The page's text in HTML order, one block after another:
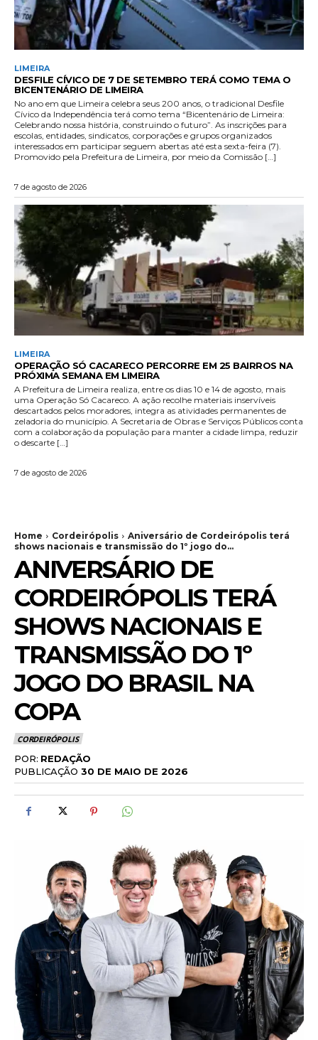
LIMEIRA
DESFILE CÍVICO DE 7 DE SETEMBRO TERÁ COMO TEMA O
BICENTENÁRIO DE LIMEIRA
No ano em que Limeira celebra seus 200 anos, o tradicional Desfile
Cívico da Independência terá como tema “Bicentenário de Limeira:
Celebrando nossa história, construindo o futuro”. As inscrições para
escolas, entidades, sindicatos, corporações e grupos organizados
interessados em participar seguem abertas até esta sexta-feira (7).
Promovido pela Prefeitura de Limeira, por meio da Comissão […]
7 de agosto de 2026
LIMEIRA
OPERAÇÃO SÓ CACARECO PERCORRE EM 25 BAIRROS NA
PRÓXIMA SEMANA EM LIMEIRA
A Prefeitura de Limeira realiza, entre os dias 10 e 14 de agosto, mais
uma Operação Só Cacareco. A ação recolhe materiais inservíveis
descartados pelos moradores, integra as atividades permanentes de
zeladoria do município. A Secretaria de Obras e Serviços Públicos conta
com a colaboração da população para manter a cidade limpa, reduzir
o descarte […]
7 de agosto de 2026